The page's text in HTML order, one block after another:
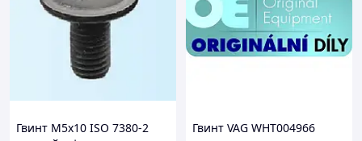
Гвинт M5x10 ISO 7380-2
Гвинт VAG WHT004966